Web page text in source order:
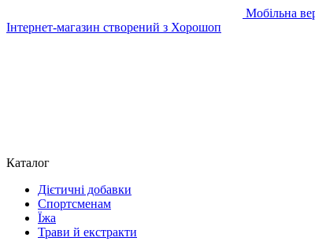
Мобільна
Інтернет-магазин створений з Хорошоп
Каталог
Дієтичні добавки
Спортсменам
Їжа
Трави й екстракти